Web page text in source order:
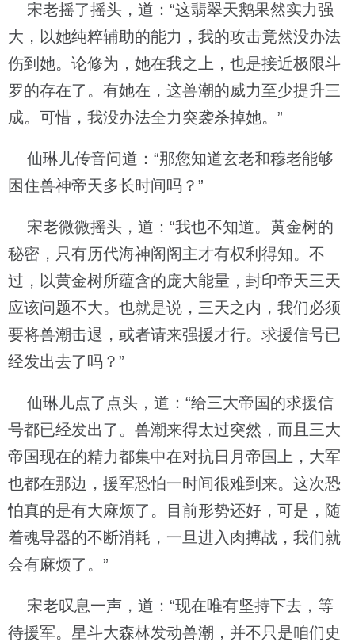
宋老摇了摇头，道：“这翡翠天鹅果然实力强
大，以她纯粹辅助的能力，我的攻击竟然没办法
伤到她。论修为，她在我之上，也是接近极限斗
罗的存在了。有她在，这兽潮的威力至少提升三
成。可惜，我没办法全力突袭杀掉她。”
仙琳儿传音问道：“那您知道玄老和穆老能够
困住兽神帝天多长时间吗？”
宋老微微摇头，道：“我也不知道。黄金树的
秘密，只有历代海神阁阁主才有权利得知。不
过，以黄金树所蕴含的庞大能量，封印帝天三天
应该问题不大。也就是说，三天之内，我们必须
要将兽潮击退，或者请来强援才行。求援信号已
经发出去了吗？”
仙琳儿点了点头，道：“给三大帝国的求援信
号都已经发出了。兽潮来得太过突然，而且三大
帝国现在的精力都集中在对抗日月帝国上，大军
也都在那边，援军恐怕一时间很难到来。这次恐
怕真的是有大麻烦了。目前形势还好，可是，随
着魂导器的不断消耗，一旦进入肉搏战，我们就
会有麻烦了。”
宋老叹息一声，道：“现在唯有坚持下去，等
待援军。星斗大森林发动兽潮，并不只是咱们史